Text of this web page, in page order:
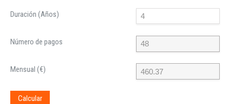
Duración (Años)
Número de pagos
Mensual (€)
Calcular